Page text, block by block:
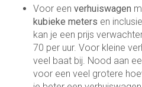
Voor een verhuiswagen
kubieke meters en
kan je een prijs
70 per uur. Voor kleine
veel baat bij. Nood aan
voor een veel grotere